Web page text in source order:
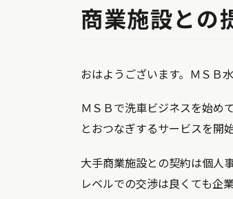
商業施設との
おはようございます。ＭＳＢ
ＭＳＢで洗車ビジネスを始め
とおつなぎするサービスを開
大手商業施設との契約は個人
レベルでの交渉は良くても企